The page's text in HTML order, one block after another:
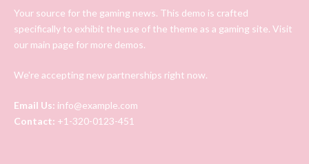
Your source for the gaming news. This demo is crafted
specifically to exhibit the use of the theme as a gaming site. Visit
our main page for more demos.
We're accepting new partnerships right now.
Email Us: info@example.com
Contact: +1-320-0123-451